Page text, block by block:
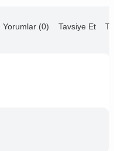
Yorumlar (0) Tavsiye Et